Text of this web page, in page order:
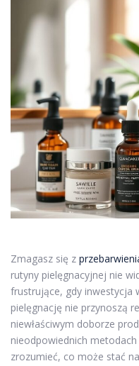
Zmagasz się z
rutyny pielęgnacyjnej nie
frustrujące, gdy inwestycja
pielęgnację nie przynoszą
niewłaściwym doborze
nieodpowiednich
zrozumieć, co może stać